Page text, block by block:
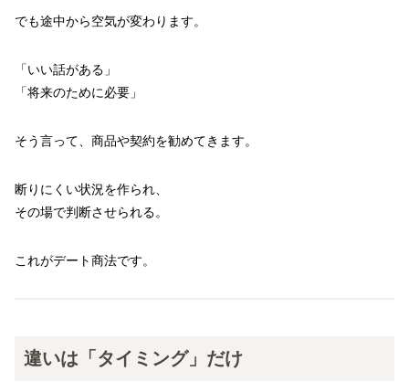
でも途中から空気が変わります。
「いい話がある」
「将来のために必要」
そう言って、商品や契約を勧めてきます。
断りにくい状況を作られ、
その場で判断させられる。
これがデート商法です。
違いは「タイミング」だけ